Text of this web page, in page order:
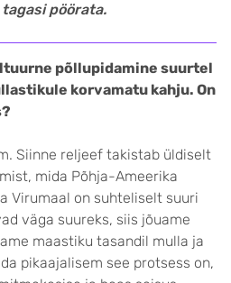
pöörata.
põllupidamine suurtel
korvamatu kahju. On
Siinne reljeef takistab üldiselt
mida Põhja-Ameerika
Virumaal on suhteliselt suuri
väga suureks, siis jõuame
maastiku tasandil mulla ja
pikaajalisem see protsess on,